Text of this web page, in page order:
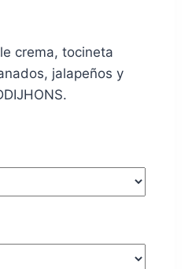
crema, tocineta
jalapeños y